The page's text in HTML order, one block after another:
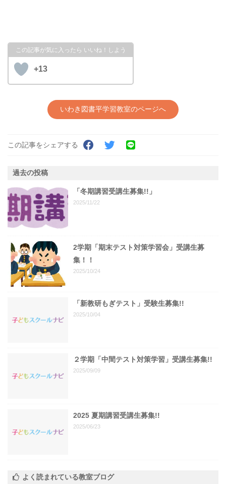
+13
いわき図書平学習教室のページへ
この記事をシェアする
過去の投稿
「冬期講習受講生募集!!」
2025/11/22
2学期「期末テスト対策学習会」受講生募
集！！
2025/10/24
「新教研もぎテスト」受験生募集!!
2025/10/04
２学期「中間テスト対策学習」受講生募集!!
2025/09/09
2025 夏期講習受講生募集!!
2025/06/23
よく読まれている教室ブログ